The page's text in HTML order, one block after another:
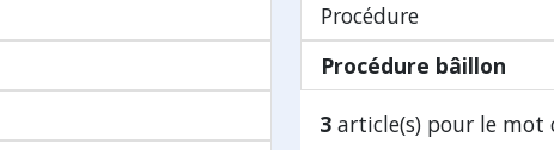
Procédure
Procédure bâillon
3 article(s) pour le mot